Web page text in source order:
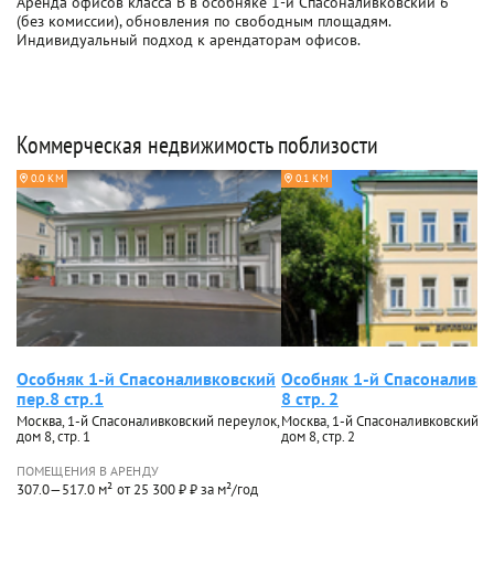
(без комиссии), обновления по свободным площадям.
Индивидуальный подход к арендаторам офисов.
Коммерческая недвижимость поблизости
0.0 КМ
Особняк 1-й Спасоналивковский
пер.8 стр.1
Москва, 1-й Спасоналивковский переулок,
дом 8, стр. 1
ПОМЕЩЕНИЯ В АРЕНДУ
307.0—517.0 м² от 25 300 ₽ ₽ за м²/год
0.1 КМ
Особняк 1-й
8 стр. 2
Москва, 1-й Спасоналивковский
дом 8, стр. 2